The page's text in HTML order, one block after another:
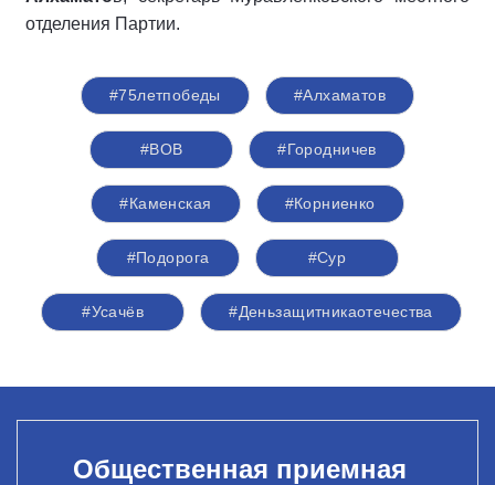
отделения Партии.
#75летпобеды #Алхаматов
#ВОВ #Городничев
#Каменская #Корниенко
#Подорога #Сур
#Усачёв #Деньзащитникаотечества
Общественная приемная